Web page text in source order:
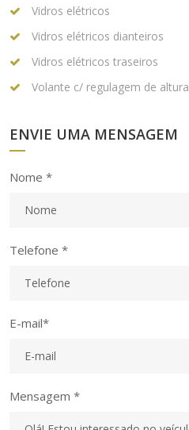
Vidros elétricos
Vidros elétricos dianteiros
Vidros elétricos traseiros
Volante c/ regulagem de altura
ENVIE UMA MENSAGEM
Nome *
Telefone *
E-mail*
Mensagem *